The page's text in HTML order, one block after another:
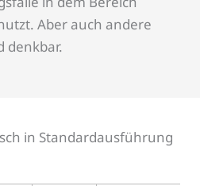
Aber auch andere
denkbar.
in Standardausführung